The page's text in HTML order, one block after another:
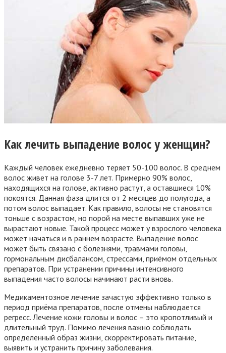
Как лечить выпадение волос у женщин?
Каждый человек ежедневно теряет 50-100 волос. В среднем
волос живет на голове 3-7 лет. Примерно 90% волос,
находящихся на голове, активно растут, а оставшиеся 10%
покоятся. Данная фаза длится от 2 месяцев до полугода, а
потом волос выпадает. Как правило, волосы не становятся
тоньше с возрастом, но порой на месте выпавших уже не
вырастают новые. Такой процесс может у взрослого человека
может начаться и в раннем возрасте. Выпадение волос
может быть связано с болезнями, травмами головы,
гормональным дисбалансом, стрессами, приёмом отдельных
препаратов. При устранении причины интенсивного
выпадения часто волосы начинают расти вновь.
Медикаментозное лечение зачастую эффективно только в
период приёма препаратов, после отмены наблюдается
регресс. Лечение кожи головы и волос – это кропотливый и
длительный труд. Помимо лечения важно соблюдать
определенный образ жизни, скорректировать питание,
выявить и устранить причину заболевания.